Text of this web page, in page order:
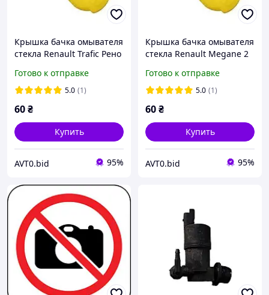
Крышка бачка омывателя
стекла Renault Trafic Рено
7700812930 6001548742
Готово к отправке
5.0 (1)
60₴
Купить
AVT0.bid 95%
Крышка бачка омывателя
стекла Renault Megane 2
7700812930 6001548742
Готово к отправке
5.0 (1)
60₴
Купить
AVT0.bid 95%